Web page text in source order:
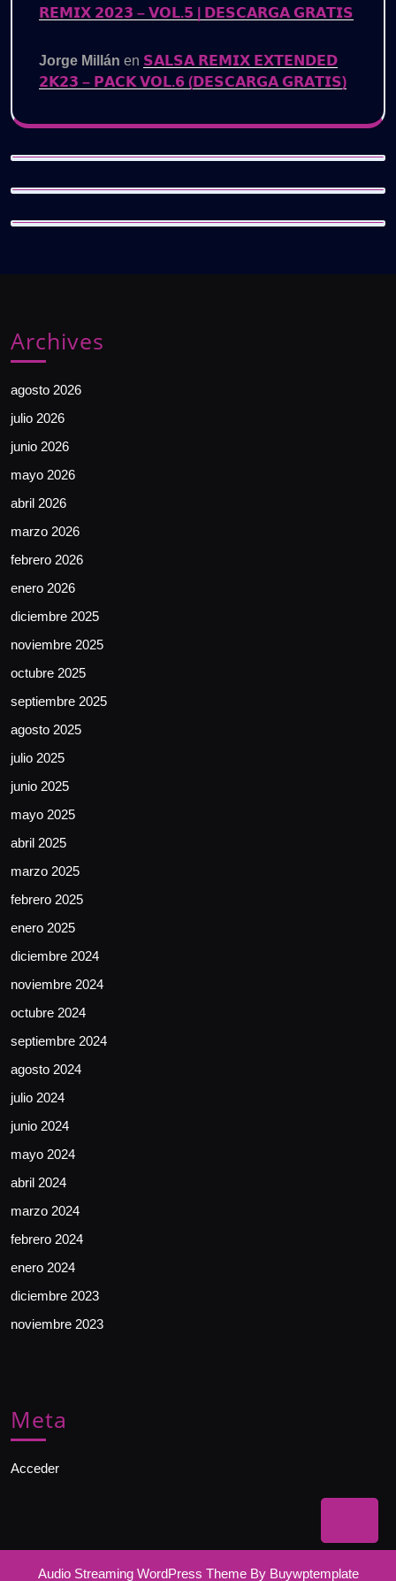
𝗥𝗘𝗠𝗜𝗫 𝟮𝟬𝟮𝟯 – 𝗩𝗢𝗟.𝟱 | 𝗗𝗘𝗦𝗖𝗔𝗥𝗚𝗔 𝗚𝗥𝗔𝗧𝗜𝗦
Jorge Millán en 𝗦𝗔𝗟𝗦𝗔 𝗥𝗘𝗠𝗜𝗫 𝗘𝗫𝗧𝗘𝗡𝗗𝗘𝗗
𝟮𝗞𝟮𝟯 – 𝗣𝗔𝗖𝗞 𝗩𝗢𝗟.𝟲 (𝗗𝗘𝗦𝗖𝗔𝗥𝗚𝗔 𝗚𝗥𝗔𝗧𝗜𝗦)
to
Archives
agosto 2026
julio 2026
junio 2026
mayo 2026
abril 2026
marzo 2026
febrero 2026
enero 2026
diciembre 2025
noviembre 2025
octubre 2025
septiembre 2025
agosto 2025
julio 2025
junio 2025
mayo 2025
abril 2025
marzo 2025
febrero 2025
enero 2025
diciembre 2024
noviembre 2024
octubre 2024
septiembre 2024
agosto 2024
julio 2024
junio 2024
mayo 2024
abril 2024
marzo 2024
febrero 2024
enero 2024
diciembre 2023
noviembre 2023
Meta
Acceder
Audio Streaming WordPress ThemeBy Buywptemplate